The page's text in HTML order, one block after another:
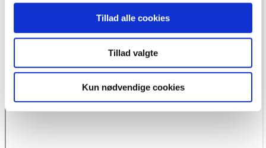
Tillad alle cookies
Tillad valgte
Kun nødvendige cookies